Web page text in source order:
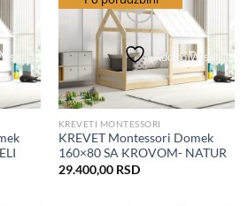
Add to Wishlist
KREVETI MONTESSORI
KREVET Montessori Domek
160×80 SA KROVOM- NATUR
29.400,00 RSD